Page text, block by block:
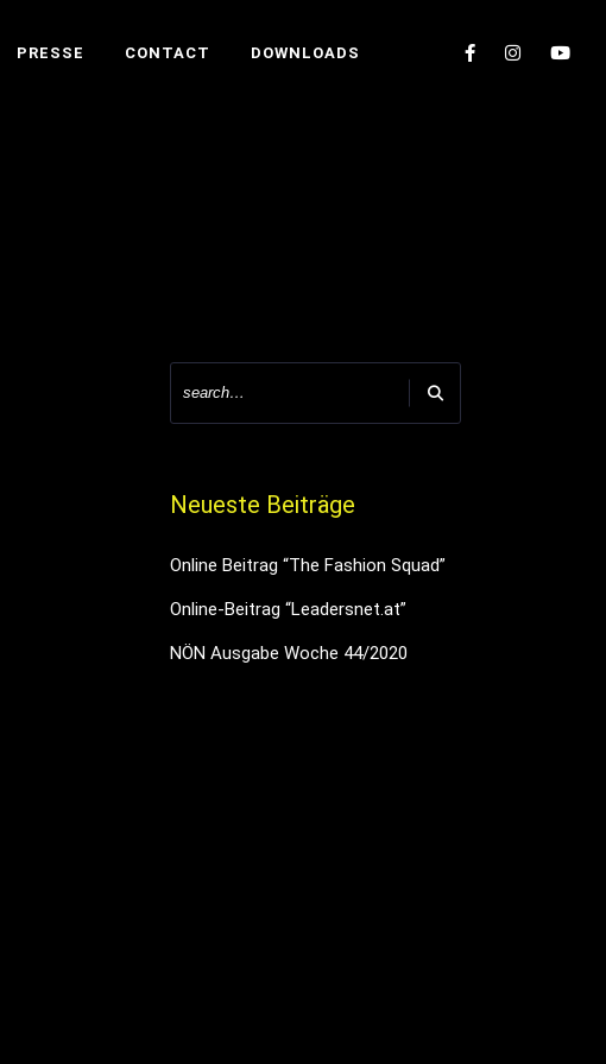
PRESSE CONTACT DOWNLOADS
Neueste Beiträge
Online Beitrag “The Fashion Squad”
Online-Beitrag “Leadersnet.at”
NÖN Ausgabe Woche 44/2020